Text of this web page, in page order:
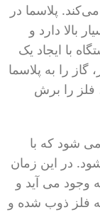
پلاسما در
بالا دارد و
با ایجاد یک
را به پلاسما
فلز را برش
شود که با
در این زمان
وجود می آید و
فلز ذوب شده و